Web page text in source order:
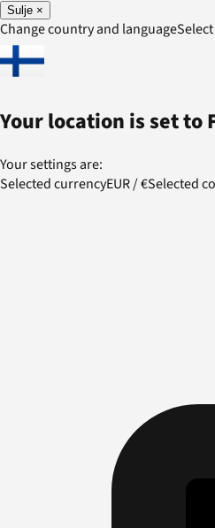
Sulje ×
Change country and language
Your location is set to
Your settings are:
Selected currencyEUR/€Selected